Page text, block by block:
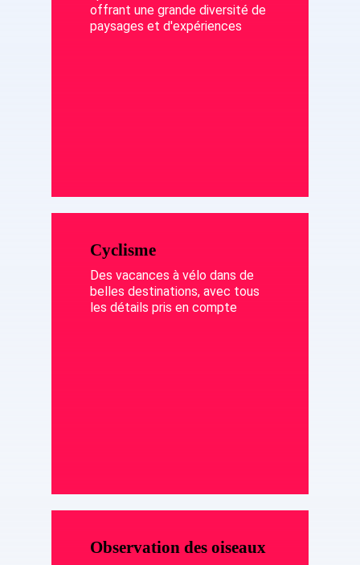
offrant une grande diversité de
paysages et d'expériences
Cyclisme
Des vacances à vélo dans de
belles destinations, avec tous
les détails pris en compte
Observation des oiseaux